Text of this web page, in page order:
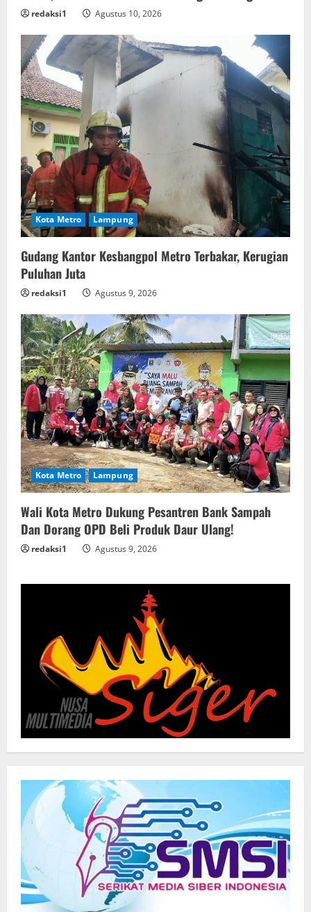
redaksi1 Agustus 10, 2026
Kota Metro Lampung
Gudang Kantor Kesbangpol Metro Terbakar, Kerugian
Puluhan Juta
redaksi1 Agustus 9, 2026
Kota Metro Lampung
Wali Kota Metro Dukung Pesantren Bank Sampah
Dan Dorang OPD Beli Produk Daur Ulang!
redaksi1 Agustus 9, 2026